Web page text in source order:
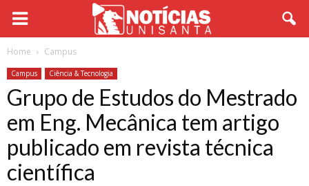
Home Campus
Campus Ciência & Tecnologia
Grupo de Estudos do Mestrado
em Eng. Mecânica tem artigo
publicado em revista técnica
científica